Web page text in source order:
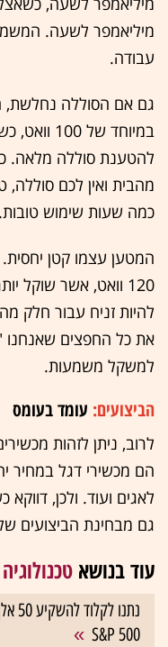
מיליאמפר לשעה.
עבודה.
גם אם הסוללה נחלשת,
להטענת סוללה מלאה.
מהבית ואין לכם
כמה שעות שימוש טובות.
המטען עצמו קטן
120 וואט, אשר שוקל
להיות זניח עבור חלק
את כל החפצים שאנחנו
למשקל משמעות.
הביצועים: עומד בעומס
לרוב, ניתן לזהות
הם מכשירי דגל במחיר
לאגים ועוד. ולכן,
גם מבחינת הביצועים
עוד בנושא טכנולוגיה
S&P 500